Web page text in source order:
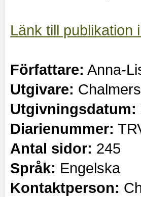
Länk till publikation
Författare: Anna-
Utgivare: Chalmers
Utgivningsdatum:
Diarienummer:
Antal sidor: 245
Språk: Engelska
Kontaktperson: